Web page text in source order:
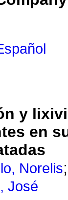
y
en
Norelis
José